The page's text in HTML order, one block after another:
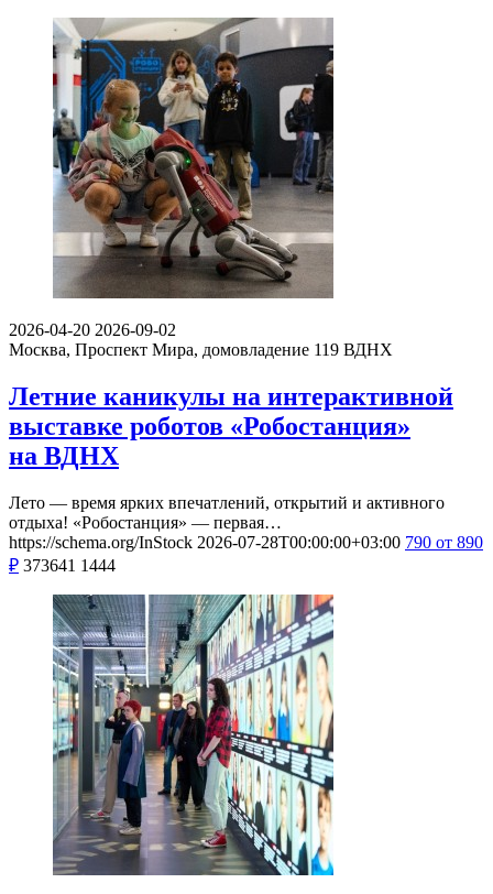
2026-04-20 2026-09-02
Москва, Проспект Мира, домовладение 119 ВДНХ
Летние каникулы на интерактивной
выставке роботов «Робостанция»
на ВДНХ
Лето — время ярких впечатлений, открытий и активного
отдыха! «Робостанция» — первая…
https://schema.org/InStock 2026-07-28T00:00:00+03:00 790 от 890
₽ 373641 1444